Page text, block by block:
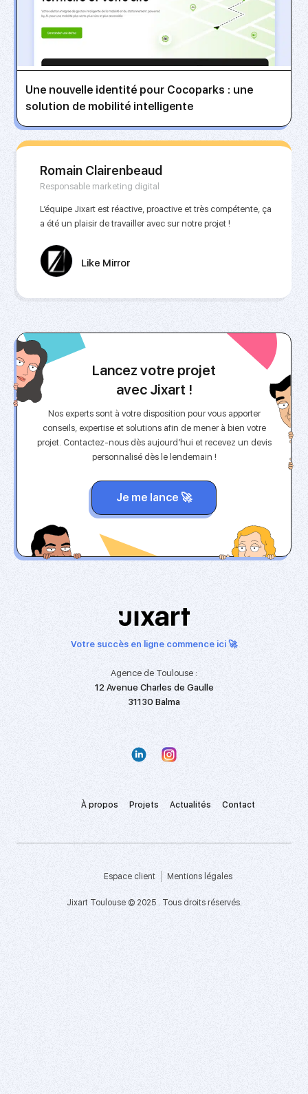
Une nouvelle identité pour Cocoparks : une
solution de mobilité intelligente
Romain Clairenbeaud
Responsable marketing digital
L’équipe Jixart est réactive, proactive et très compétente, ça
a été un plaisir de travailler avec sur notre projet !
Like Mirror
Lancez votre projet
avec Jixart !
Nos experts sont à votre disposition pour vous apporter
conseils, expertise et solutions afin de mener à bien votre
projet. Contactez-nous dès aujourd’hui et recevez un devis
personnalisé dès le lendemain !
Je me lance 🚀
Votre succès en ligne commence ici 🚀
Agence de Toulouse :
12 Avenue Charles de Gaulle
31130 Balma
À propos Projets Actualités Contact
Jixart Toulouse © 2025 . Tous droits réservés.
Espace client Mentions légales